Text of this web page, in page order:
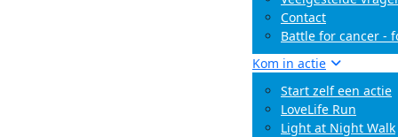
Contact
Battle for cancer -
Kom in actie
Start zelf een actie
LoveLife Run
Light at Night Walk